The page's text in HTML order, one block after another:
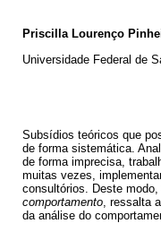
Priscilla Lourenço
Universidade Federal de
Subsídios teóricos que
de forma sistemática.
de forma imprecisa,
muitas vezes,
consultórios. Deste
comportamento, ressalta
da análise do